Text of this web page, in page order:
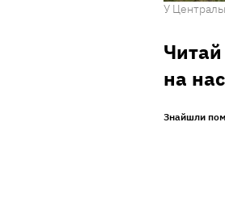
У
на
Знайшли